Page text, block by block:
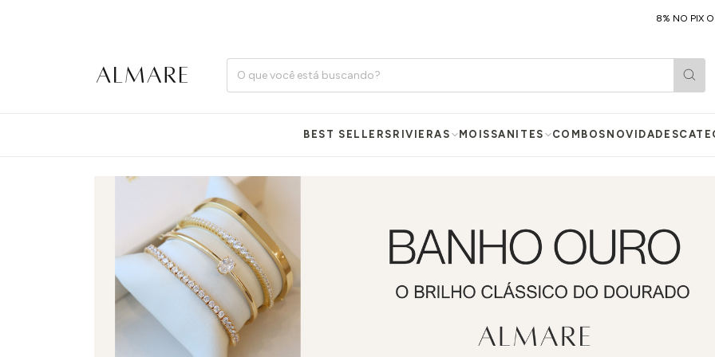
8% NO PIX OU 8X SEM
BEST SELLERS RIVIERAS MOISSANITES COMBOS NOVIDADES